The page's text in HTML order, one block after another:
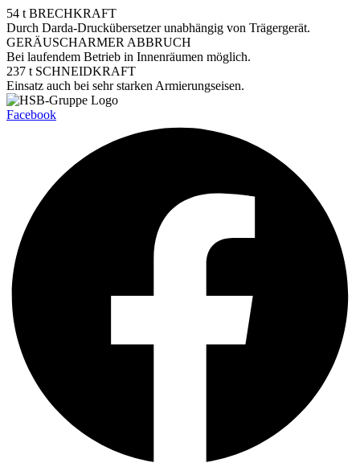
54 t BRECHKRAFT
Durch Darda-Druckübersetzer unabhängig von Trägergerät.
GERÄUSCHARMER ABBRUCH
Bei laufendem Betrieb in Innenräumen möglich.
237 t SCHNEIDKRAFT
Einsatz auch bei sehr starken Armierungseisen.
Facebook